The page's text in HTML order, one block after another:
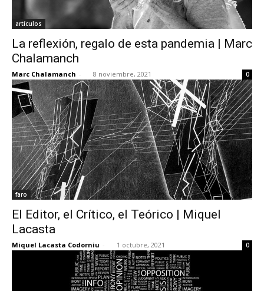
artículos
La reflexión, regalo de esta pandemia | Marc
Chalamanch
Marc Chalamanch - 8 noviembre, 2021 0
faro
El Editor, el Crítico, el Teórico | Miquel
Lacasta
Miquel Lacasta Codorniu - 1 octubre, 2021 0